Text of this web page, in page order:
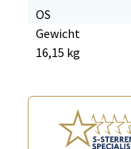
OS
Gewicht
16,15 kg